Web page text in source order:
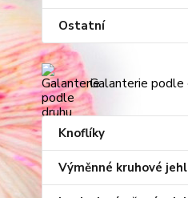
Ostatní
Galanterie podle
Knoflíky
Výměnné kruhové